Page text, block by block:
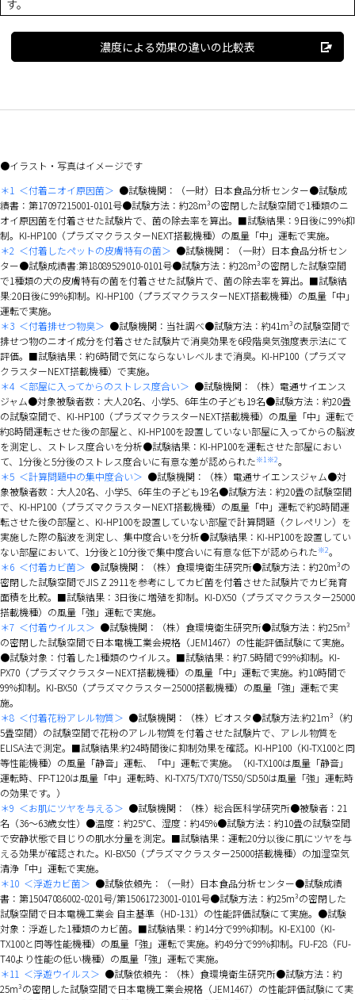
す。
濃度による効果の違いの比較表
イラスト・写真はイメージです
＊1 ＜付着ニオイ原因菌＞ ●試験機関：（一財）日本食品分析センター●試験成
績書：第17097215001-0101号●試験方法：約28m³の密閉した試験空間で1種類のニ
オイ原因菌を付着させた試験片で、菌の除去率を算出。■試験結果：9日後に99%抑
制。KI-HP100（プラズマクラスターNEXT搭載機種）の風量「中」運転で実施。
＊2 ＜付着したペットの皮膚特有の菌＞ ●試験機関：（一財）日本食品分析セン
ター●試験成績書:第18089529010-0101号●試験方法：約28m³の密閉した試験空間
で1種類の犬の皮膚特有の菌を付着させた試験片で、菌の除去率を算出。■試験結
果:20日後に99%抑制。KI-HP100（プラズマクラスターNEXT搭載機種）の風量「中」
運転で実施。
＊3 ＜付着排せつ物臭＞ ●試験機関：当社調べ●試験方法：約41m³の試験空間で
排せつ物のニオイ成分を付着させた試験片で消臭効果を6段階臭気強度表示法にて
評価。■試験結果：約6時間で気にならないレベルまで消臭。KI-HP100（プラズマ
クラスターNEXT搭載機種）で実施。
＊4 ＜部屋に入ってからのストレス度合い＞ ●試験機関：（株）電通サイエンス
ジャム●対象被験者数：大人20名、小学5、6年生の子ども19名●試験方法：約20畳
の試験空間で、KI-HP100（プラズマクラスターNEXT搭載機種）の風量「中」運転で
約8時間運転させた後の部屋と、KI-HP100を設置していない部屋に入ってからの脳波
を測定し、ストレス度合いを分析●試験結果：KI-HP100を運転させた部屋におい
て、1分後と5分後のストレス度合いに有意な差が認められた※1※2。
＊5 ＜計算問題中の集中度合い＞ ●試験機関：（株）電通サイエンスジャム●対
象被験者数：大人20名、小学5、6年生の子ども19名●試験方法：約20畳の試験空間
で、KI-HP100（プラズマクラスターNEXT搭載機種）の風量「中」運転で約8時間運
転させた後の部屋と、KI-HP100を設置していない部屋で計算問題（クレペリン）を
実施した際の脳波を測定し、集中度合いを分析●試験結果：KI-HP100を設置してい
ない部屋において、1分後と10分後で集中度合いに有意な低下が認められた※2。
＊6 ＜付着カビ菌＞ ●試験機関：（株）食環境衛生研究所●試験方法：約20m³の
密閉した試験空間でJIS Z 2911を参考にしてカビ菌を付着させた試験片でカビ発育
面積を比較。■試験結果：3日後に増殖を抑制。KI-DX50（プラズマクラスター25000
搭載機種）の風量「強」運転で実施。
＊7 ＜付着ウイルス＞ ●試験機関：（株）食環境衛生研究所●試験方法：約25m³
の密閉した試験空間で日本電機工業会規格（JEM1467）の性能評価試験にて実施。
●試験対象：付着した1種類のウイルス。■試験結果：約7.5時間で99%抑制。KI-
PX70（プラズマクラスターNEXT搭載機種）の風量「中」運転で実施。約10時間で
99%抑制。KI-BX50（プラズマクラスター25000搭載機種）の風量「強」運転で実
施。
＊8 ＜付着花粉アレル物質＞ ●試験機関：（株）ビオスタ●試験方法:約21m³（約
5畳空間）の試験空間で花粉のアレル物質を付着させた試験片で、アレル物質を
ELISA法で測定。■試験結果:約24時間後に抑制効果を確認。KI-HP100（KI-TX100と同
等性能機種）の風量「静音」運転、「中」運転で実施。（KI-TX100は風量「静音」
運転時、FP-T120は風量「中」運転時、KI-TX75/TX70/TS50/SD50は風量「強」運転時
の効果です。）
＊9 ＜お肌にツヤを与える＞ ●試験機関：（株）総合医科学研究所●被験者：21
名（36～63歳女性）●温度：約25℃、湿度：約45%●試験方法：約10畳の試験空間
で安静状態で目じりの肌水分量を測定。■試験結果：運転20分以後に肌にツヤを与
える効果が確認された。KI-BX50（プラズマクラスター25000搭載機種）の加湿空気
清浄「中」運転で実施。
＊10 ＜浮遊カビ菌＞ ●試験依頼先：（一財）日本食品分析センター●試験成績
書：第15047086002-0201号/第15061723001-0101号●試験方法：約25m³の密閉した
試験空間で日本電機工業会 自主基準（HD-131）の性能評価試験にて実施。●試験
対象：浮遊した1種類のカビ菌。■試験結果：約14分で99%抑制。KI-EX100（KI-
TX100と同等性能機種）の風量「強」運転で実施。約49分で99%抑制。FU-F28（FU-
T40より性能の低い機種）の風量「強」運転で実施。
＊11 ＜浮遊ウイルス＞ ●試験依頼先：（株）食環境衛生研究所●試験方法：約
25m³の密閉した試験空間で日本電機工業会規格（JEM1467）の性能評価試験にて実